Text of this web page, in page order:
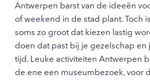
Antwerpen barst van de ideeën
of weekend in de stad plant. Toch
soms zo groot dat kiezen lastig
doen dat past bij je gezelschap en
tijd. Leuke activiteiten Antwerpen
de ene een museumbezoek, voor